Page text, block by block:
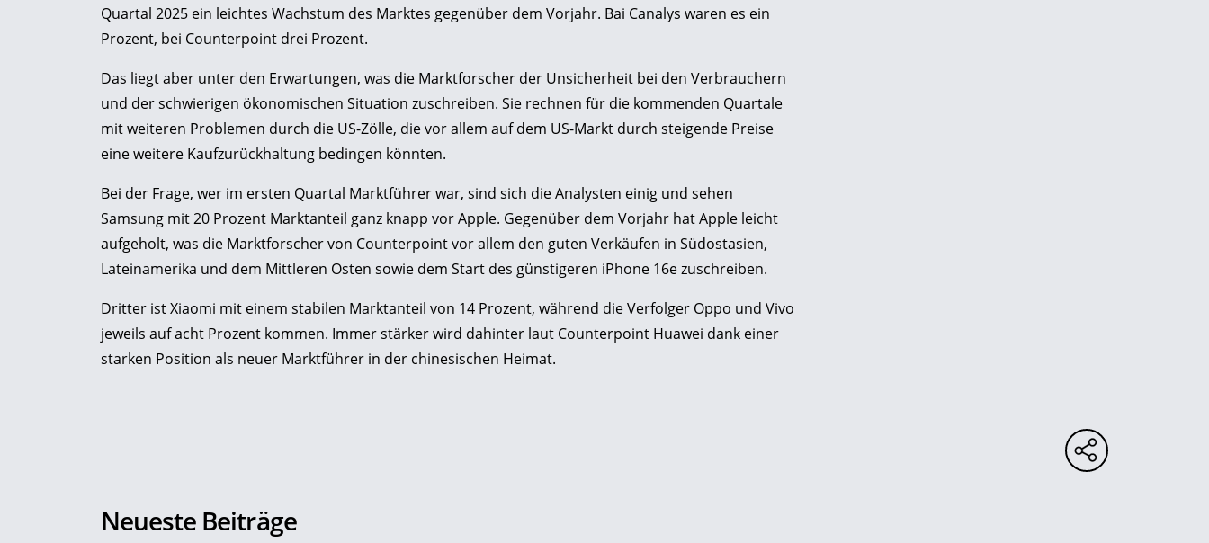
Quartal 2025 ein leichtes Wachstum des Marktes gegenüber dem Vorjahr. Bai Canalys waren es ein
Prozent, bei Counterpoint drei Prozent.
Das liegt aber unter den Erwartungen, was die Marktforscher der Unsicherheit bei den Verbrauchern
und der schwierigen ökonomischen Situation zuschreiben. Sie rechnen für die kommenden Quartale
mit weiteren Problemen durch die US-Zölle, die vor allem auf dem US-Markt durch steigende Preise
eine weitere Kaufzurückhaltung bedingen könnten.
Bei der Frage, wer im ersten Quartal Marktführer war, sind sich die Analysten einig und sehen
Samsung mit 20 Prozent Marktanteil ganz knapp vor Apple. Gegenüber dem Vorjahr hat Apple leicht
aufgeholt, was die Marktforscher von Counterpoint vor allem den guten Verkäufen in Südostasien,
Lateinamerika und dem Mittleren Osten sowie dem Start des günstigeren iPhone 16e zuschreiben.
Dritter ist Xiaomi mit einem stabilen Marktanteil von 14 Prozent, während die Verfolger Oppo und Vivo
jeweils auf acht Prozent kommen. Immer stärker wird dahinter laut Counterpoint Huawei dank einer
starken Position als neuer Marktführer in der chinesischen Heimat.
Neueste Beiträge